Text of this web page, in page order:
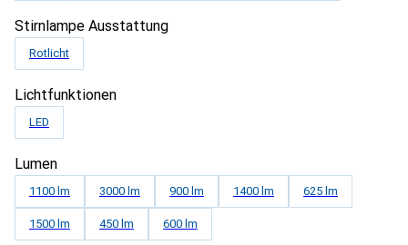
Stirnlampe Ausstattung
Rotlicht
Lichtfunktionen
LED
Lumen
1100 lm 3000 lm 900 lm 1400 lm 625 lm
1500 lm 450 lm 600 lm